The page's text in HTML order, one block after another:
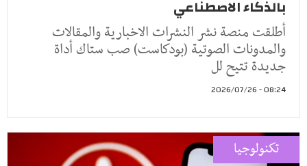
بالذكاء الاصطناعي
أطلقت منصة نشر النشرات الاخبارية والمقالات
والمدونات الصوتية (بودكاست) صب ستاك أداة
جديدة تتيح لل
08:24 - 2026/07/26
تكنولوجيا